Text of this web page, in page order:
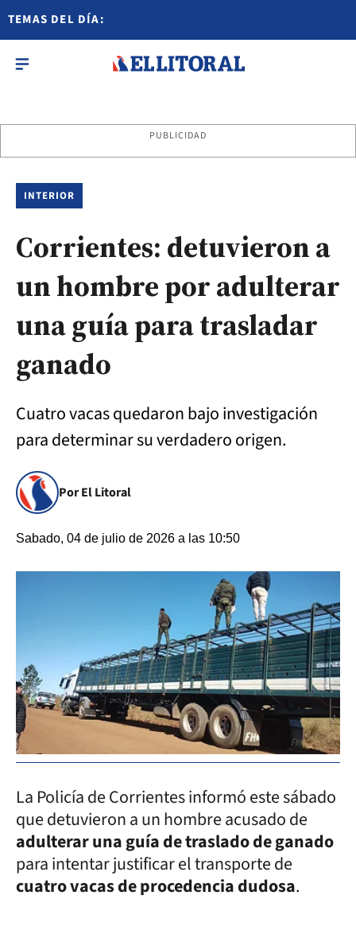
TEMAS DEL DÍA:
PUBLICIDAD
INTERIOR
Corrientes: detuvieron a
un hombre por adulterar
una guía para trasladar
ganado
Cuatro vacas quedaron bajo investigación
para determinar su verdadero origen.
Por El Litoral
Sabado, 04 de julio de 2026 a las 10:50
La Policía de Corrientes informó este sábado
que detuvieron a un hombre acusado de
adulterar una guía de traslado de ganado
para intentar justificar el transporte de
cuatro vacas de procedencia dudosa.